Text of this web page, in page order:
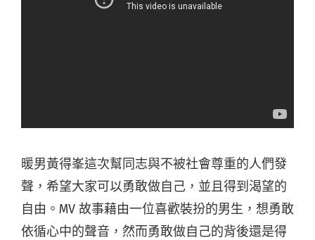
暖男黃得峯這次幫同志與不被社會尊重的人們發
聲， 希望大家可以勇敢做自己，並且得到渴望的
自由。MV 故事藉由一位喜歡裝扮的男生，想勇敢
依循心中的聲音， 然而勇敢做自己的背後還是得